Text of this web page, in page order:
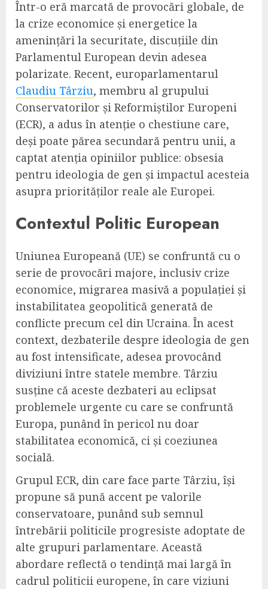
Într-o eră marcată de provocări globale, de
la crize economice și energetice la
amenințări la securitate, discuțiile din
Parlamentul European devin adesea
polarizate. Recent, europarlamentarul
Claudiu Târziu, membru al grupului
Conservatorilor și Reformiștilor Europeni
(ECR), a adus în atenție o chestiune care,
deși poate părea secundară pentru unii, a
captat atenția opiniilor publice: obsesia
pentru ideologia de gen și impactul acesteia
asupra priorităților reale ale Europei.
Contextul Politic European
Uniunea Europeană (UE) se confruntă cu o
serie de provocări majore, inclusiv crize
economice, migrarea masivă a populației și
instabilitatea geopolitică generată de
conflicte precum cel din Ucraina. În acest
context, dezbaterile despre ideologia de gen
au fost intensificate, adesea provocând
diviziuni între statele membre. Târziu
susține că aceste dezbateri au eclipsat
problemele urgente cu care se confruntă
Europa, punând în pericol nu doar
stabilitatea economică, ci și coeziunea
socială.
Grupul ECR, din care face parte Târziu, își
propune să pună accent pe valorile
conservatoare, punând sub semnul
întrebării politicile progresiste adoptate de
alte grupuri parlamentare. Această
abordare reflectă o tendință mai largă în
cadrul politicii europene, în care viziuni